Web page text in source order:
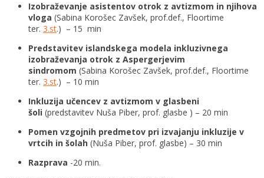
Izobraževanje asistentov otrok z avtizmom in njihova
vloga (Sabina Korošec Zavšek, prof.def., Floortime
ter. 3.st.) – 15 min
Predstavitev islandskega modela inkluzivnega
izobraževanja otrok z Aspergerjevim
sindromom (Sabina Korošec Zavšek, prof.def., Floortime
ter. 3.st.) – 10 min
Inkluzija učencev z avtizmom v glasbeni
šoli (predstavitev Nuša Piber, prof. glasbe ) – 20 min
Pomen vzgojnih predmetov pri izvajanju inkluzije v
vrtcih in šolah (Nuša Piber, prof. glasbe) – 30 min
Razprava -20 min.